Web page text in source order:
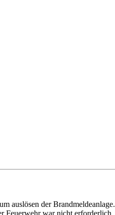
auslösen der Brandmeldeanlage.